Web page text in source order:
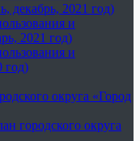
декабрь, 2021 год)
и
2021 год)
и
год)
округа «Город
городского округа